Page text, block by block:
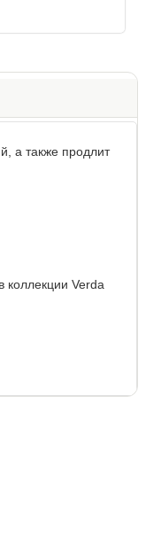
а также продлит
коллекции Verda